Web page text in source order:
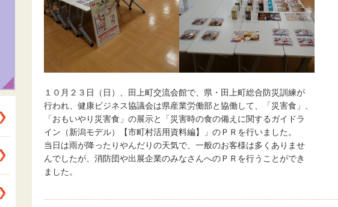
１０月２３日（日）、田上町交流会館で、県・田上町総合防災訓練が
行われ、健康ビジネス協議会は県産業労働部と協働して、「災害食」、
「おもいやり災害食」の展示と「災害時の食の備えに関するガイドラ
イン（新潟モデル）【市町村活用資料編】」のＰＲを行いました。
当日は雨が降ったりやんだりの天気で、一般のお客様は多くありませ
んでしたが、消防団や出展企業のみなさんへのＰＲを行うことができ
ました。